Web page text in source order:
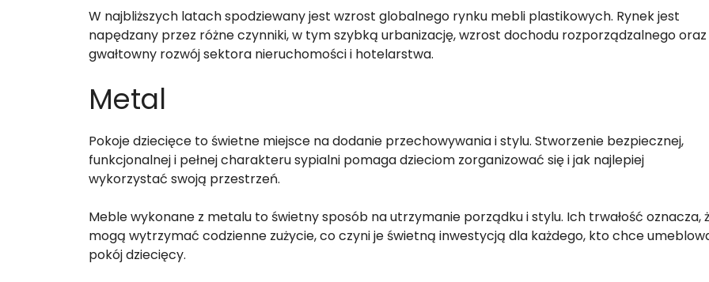
W najbliższych latach spodziewany jest wzrost globalnego rynku mebli plastikowych. Rynek jest
napędzany przez różne czynniki, w tym szybką urbanizację, wzrost dochodu rozporządzalnego oraz
gwałtowny rozwój sektora nieruchomości i hotelarstwa.
Metal
Pokoje dziecięce to świetne miejsce na dodanie przechowywania i stylu. Stworzenie bezpiecznej,
funkcjonalnej i pełnej charakteru sypialni pomaga dzieciom zorganizować się i jak najlepiej
wykorzystać swoją przestrzeń.
Meble wykonane z metalu to świetny sposób na utrzymanie porządku i stylu. Ich trwałość oznacza,
mogą wytrzymać codzienne zużycie, co czyni je świetną inwestycją dla każdego, kto chce
pokój dziecięcy.